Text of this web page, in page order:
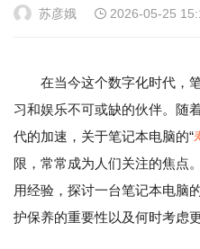
苏彦娥 2026-05-25
在当今这个数字化时代，
习和娱乐不可或缺的伙伴。随
代的加速，关于笔记本电脑的“
限，常常成为人们关注的焦点
用经验，探讨一台笔记本电脑
护保养的重要性以及何时考虑